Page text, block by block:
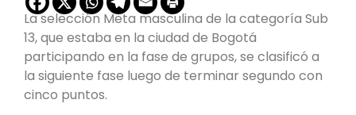
La selección Meta masculina de la categoría Sub
13, que estaba en la ciudad de Bogotá
participando en la fase de grupos, se clasificó a
la siguiente fase luego de terminar segundo con
cinco puntos.